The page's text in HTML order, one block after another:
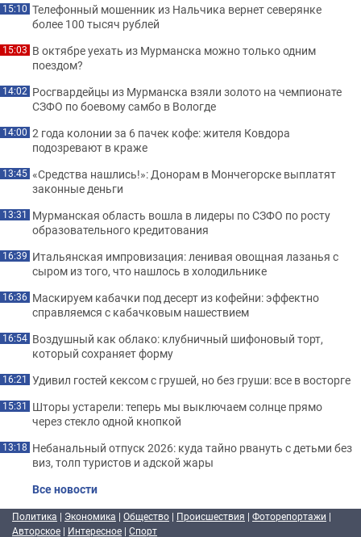
15:10 Телефонный мошенник из Нальчика вернет северянке
более 100 тысяч рублей
15:03 В октябре уехать из Мурманска можно только одним
поездом?
14:02 Росгвардейцы из Мурманска взяли золото на чемпионате
СЗФО по боевому самбо в Вологде
14:00 2 года колонии за 6 пачек кофе: жителя Ковдора
подозревают в краже
13:45 «Средства нашлись!»: Донорам в Мончегорске выплатят
законные деньги
13:31 Мурманская область вошла в лидеры по СЗФО по росту
образовательного кредитования
16:39 Итальянская импровизация: ленивая овощная лазанья с
сыром из того, что нашлось в холодильнике
16:36 Маскируем кабачки под десерт из кофейни: эффектно
справляемся с кабачковым нашествием
16:54 Воздушный как облако: клубничный шифоновый торт,
который сохраняет форму
16:21 Удивил гостей кексом с грушей, но без груши: все в восторге
15:31 Шторы устарели: теперь мы выключаем солнце прямо
через стекло одной кнопкой
13:18 Небанальный отпуск 2026: куда тайно рвануть с детьми без
виз, толп туристов и адской жары
Все новости
Политика | Экономика | Общество | Происшествия | Фоторепортажи |
Авторское | Интересное | Спорт